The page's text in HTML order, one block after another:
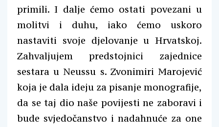
primili. I dalje ćemo ostati povezani u
molitvi i duhu, iako ćemo uskoro
nastaviti svoje djelovanje u Hrvatskoj.
Zahvaljujem predstojnici zajednice
sestara u Neussu s. Zvonimiri Marojević
koja je dala ideju za pisanje monografije,
da se taj dio naše povijesti ne zaboravi i
bude svjedočanstvo i nadahnuće za one